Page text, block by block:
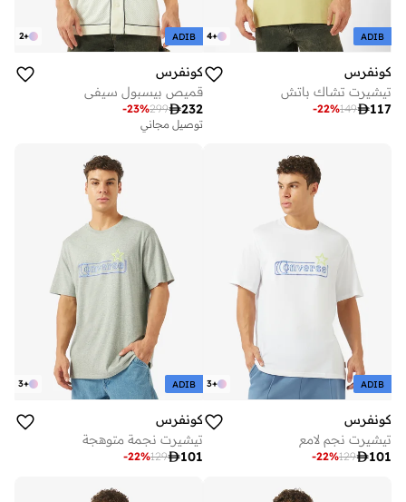
+
4 ADIB
كونفرس
تيشيرت تشاك باتش
117
149
-22%
+
2 ADIB
كونفرس
قميص بيسبول سيفي
232
299
-23%
توصيل مجاني
+
3 ADIB
كونفرس
تيشيرت نجم لامع
101
129
-22%
+
3 ADIB
كونفرس
تيشيرت نجمة متوهجة
101
129
-22%